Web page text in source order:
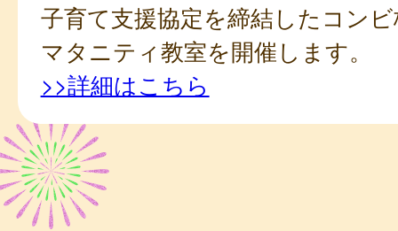
子育て支援協定を締結したコン
マタニティ教室を開催します。
>>詳細はこちら